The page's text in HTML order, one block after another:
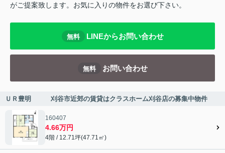
がご提案致します。お気に入りの物件をお選び下さい。
無料 LINEからお問い合わせ
無料 お問い合わせ
ＵＲ豊明 刈谷市近郊の賃貸はクラスホーム刈谷店の募集中物件
160407
4.66万円
4階 / 12.71坪(47.71㎡)